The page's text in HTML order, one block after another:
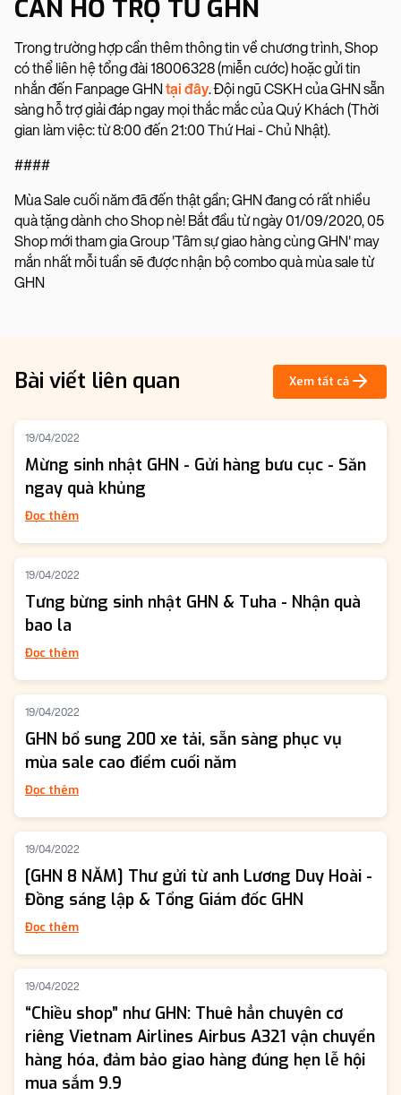
CẦN HỖ TRỢ TỪ GHN
Trong trường hợp cần thêm thông tin về chương trình, Shop
có thể liên hệ tổng đài 18006328 (miễn cước) hoặc gửi tin
nhắn đến Fanpage GHNtại đây. Đội ngũ CSKH của GHN sẵn
sàng hỗ trợ giải đáp ngay mọi thắc mắc của Quý Khách (Thời
gian làm việc: từ 8:00 đến 21:00 Thứ Hai - Chủ Nhật).
####
Mùa Sale cuối năm đã đến thật gần; GHN đang có rất nhiều
quà tặng dành cho Shop nè! Bắt đầu từ ngày 01/09/2020, 05
Shop mới tham gia Group 'Tâm sự giao hàng cùng GHN' may
mắn nhất mỗi tuần sẽ được nhận bộ combo quà mùa sale từ
GHN
Bài viết liên quan Xem tất cả
19/04/2022
Mừng sinh nhật GHN - Gửi hàng bưu cục - Săn
ngay quà khủng
Đọc thêm
19/04/2022
Tưng bừng sinh nhật GHN & Tuha - Nhận quà
bao la
Đọc thêm
19/04/2022
GHN bổ sung 200 xe tải, sẵn sàng phục vụ
mùa sale cao điểm cuối năm
Đọc thêm
19/04/2022
[GHN 8 NĂM] Thư gửi từ anh Lương Duy Hoài -
Đồng sáng lập & Tổng Giám đốc GHN
Đọc thêm
19/04/2022
“Chiều shop” như GHN: Thuê hẳn chuyên cơ
riêng Vietnam Airlines Airbus A321 vận chuyển
hàng hóa, đảm bảo giao hàng đúng hẹn lễ hội
mua sắm 9.9